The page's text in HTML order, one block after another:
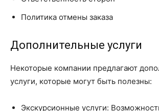
Политика отмены заказа
Дополнительные услуги
Некоторые компании предлагают
услуги, которые могут быть полезны:
Экскурсионные услуги: